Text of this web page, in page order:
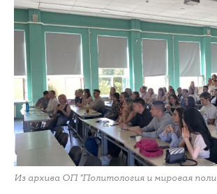
Из архива ОП "Политология и мировая